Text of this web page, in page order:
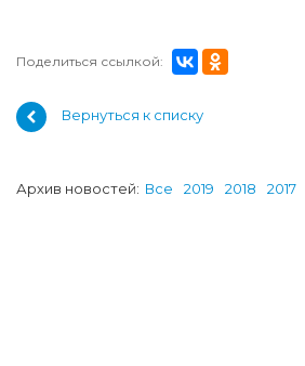
Поделиться ссылкой:
Вернуться к списку
Архив новостей: Все 2019 2018 2017